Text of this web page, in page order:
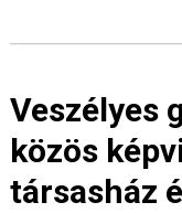
Veszélyes
közös
társasház